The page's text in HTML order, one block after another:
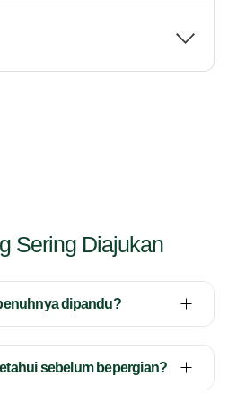
Sering Diajukan
dipandu?
sebelum bepergian?